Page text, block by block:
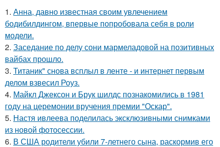
1. Анна, давно известная своим увлечением
бодибилдингом, впервые попробовала себя в роли
модели.
2. Заседание по делу сони мармеладовой на позитивных
вайбах прошло.
3. Титаник" снова всплыл в ленте - и интернет первым
делом взвесил Роуз.
4. Майкл Джексон и Брук шилдс познакомились в 1981
году на церемонии вручения премии "Оскар".
5. Настя ивлеева поделилась эксклюзивными снимками
из новой фотосессии.
6. В США родители убили 7-летнего сына, раскормив его